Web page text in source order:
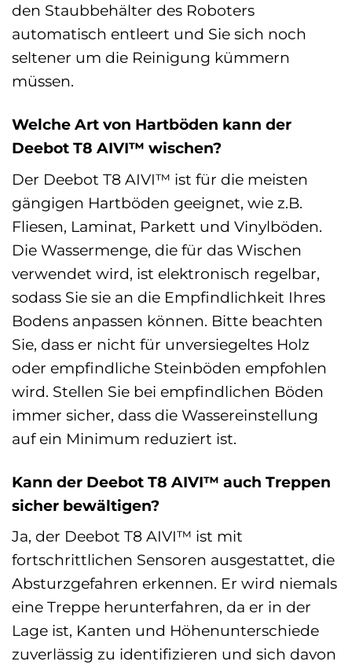
den Staubbehälter des Roboters
automatisch entleert und Sie sich noch
seltener um die Reinigung kümmern
müssen.
Welche Art von Hartböden kann der
Deebot T8 AIVI™ wischen?
Der Deebot T8 AIVI™ ist für die meisten
gängigen Hartböden geeignet, wie z.B.
Fliesen, Laminat, Parkett und Vinylböden.
Die Wassermenge, die für das Wischen
verwendet wird, ist elektronisch regelbar,
sodass Sie sie an die Empfindlichkeit Ihres
Bodens anpassen können. Bitte beachten
Sie, dass er nicht für unversiegeltes Holz
oder empfindliche Steinböden empfohlen
wird. Stellen Sie bei empfindlichen Böden
immer sicher, dass die Wassereinstellung
auf ein Minimum reduziert ist.
Kann der Deebot T8 AIVI™ auch Treppen
sicher bewältigen?
Ja, der Deebot T8 AIVI™ ist mit
fortschrittlichen Sensoren ausgestattet, die
Absturzgefahren erkennen. Er wird niemals
eine Treppe herunterfahren, da er in der
Lage ist, Kanten und Höhenunterschiede
zuverlässig zu identifizieren und sich davon